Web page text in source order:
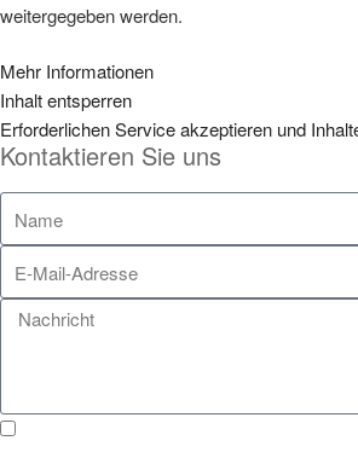
weitergegeben werden.
Mehr Informationen
Inhalt entsperren
Erforderlichen Service akzeptieren und
Kontaktieren Sie uns